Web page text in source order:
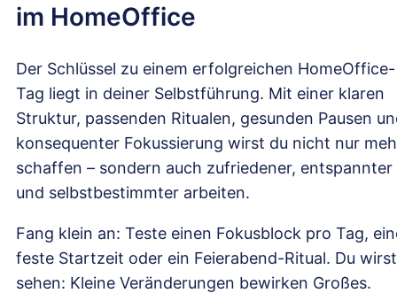
im HomeOffice
Der Schlüssel zu einem erfolgreichen HomeOffice-
Tag liegt in deiner Selbstführung. Mit einer klaren
Struktur, passenden Ritualen, gesunden Pausen
konsequenter Fokussierung wirst du nicht nur
schaffen – sondern auch zufriedener, entspannter
und selbstbestimmter arbeiten.
Fang klein an: Teste einen Fokusblock pro Tag,
feste Startzeit oder ein Feierabend-Ritual. Du wirst
sehen: Kleine Veränderungen bewirken Großes.